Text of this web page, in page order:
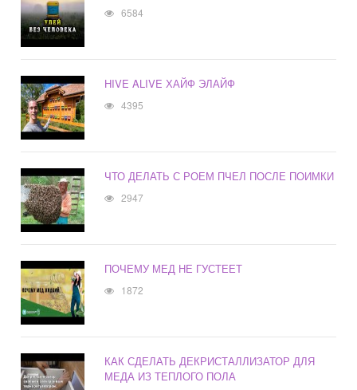
6584
HIVE ALIVE ХАЙФ ЭЛАЙФ
4395
ЧТО ДЕЛАТЬ С РОЕМ ПЧЕЛ ПОСЛЕ ПОИМКИ
2947
ПОЧЕМУ МЕД НЕ ГУСТЕЕТ
1872
КАК СДЕЛАТЬ ДЕКРИСТАЛЛИЗАТОР ДЛЯ
МЕДА ИЗ ТЕПЛОГО ПОЛА